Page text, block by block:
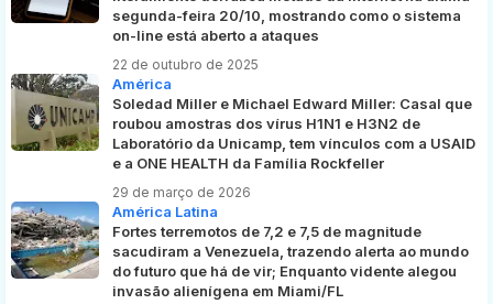
segunda-feira 20/10, mostrando como o sistema
on-line está aberto a ataques
22 de outubro de 2025
América
Soledad Miller e Michael Edward Miller: Casal que
roubou amostras dos vírus H1N1 e H3N2 de
Laboratório da Unicamp, tem vínculos com a USAID
e a ONE HEALTH da Família Rockfeller
29 de março de 2026
América Latina
Fortes terremotos de 7,2 e 7,5 de magnitude
sacudiram a Venezuela, trazendo alerta ao mundo
do futuro que há de vir; Enquanto vidente alegou
invasão alienígena em Miami/FL